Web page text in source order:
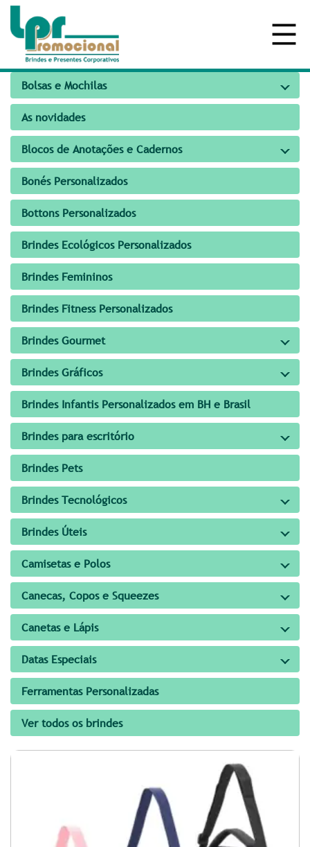
Bolsas e Mochilas
As novidades
Blocos de Anotações e Cadernos
Bonés Personalizados
Bottons Personalizados
Brindes Ecológicos Personalizados
Brindes Femininos
Brindes Fitness Personalizados
Brindes Gourmet
Brindes Gráficos
Brindes Infantis Personalizados em BH e Brasil
Brindes para escritório
Brindes Pets
Brindes Tecnológicos
Brindes Úteis
Camisetas e Polos
Canecas, Copos e Squeezes
Canetas e Lápis
Datas Especiais
Ferramentas Personalizadas
Ver todos os brindes